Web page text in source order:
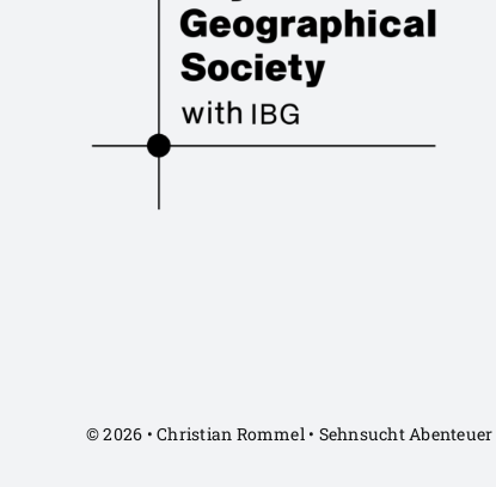
© 2026 • Christian Rommel • Sehnsucht Abenteuer